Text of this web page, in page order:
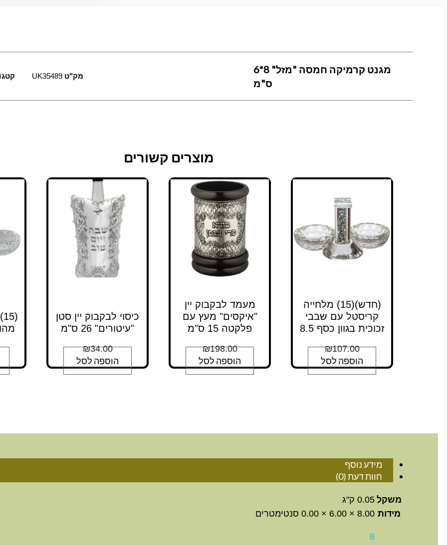
מגנט קרמיקה חמסה "מזל" 8*6
ס"מ
מק"ט UK35489
מוצרים קשורים
(חדש)(15) מלחייה
קריסטל עם שבבי
זכוכית בגוון כסף 8.5
₪107.00
הוספה לסל
מעמד לבקבוק יין
"איקסים" מעץ עם
פלקטה 15 ס"מ
₪198.00
הוספה לסל
כיסוי לבקבוק יין סטן
"עיטורים" 26 ס"מ
₪34.00
הוספה לסל
מידע נוסף
חוות דעת (0)
משקל 0.05 ק"ג
מידות 8.00 × 6.00 × 0.00 סנטימטרים
8